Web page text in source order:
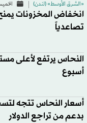
«الشرق الأوسط» (لندن) الخميس 06/08
انخفاض المخزونات
تصاعدياً
النحاس يرتفع لأعلى
أسبوع
أسعار النحاس تتجه
بدعم من تراجع الدولار